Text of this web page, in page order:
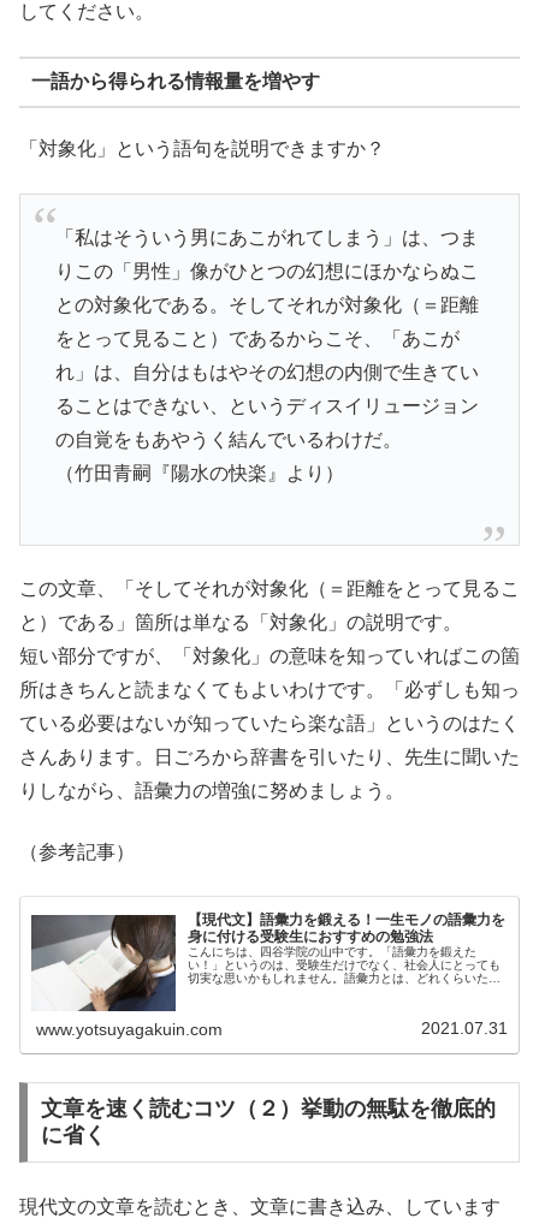
してください。
一語から得られる情報量を増やす
「対象化」という語句を説明できますか？
「私はそういう男にあこがれてしまう」は、つま
りこの「男性」像がひとつの幻想にほかならぬこ
との対象化である。そしてそれが対象化（＝距離
をとって見ること）であるからこそ、「あこが
れ」は、自分はもはやその幻想の内側で生きてい
ることはできない、というディスイリュージョン
の自覚をもあやうく結んでいるわけだ。
（竹田青嗣『陽水の快楽』より）
この文章、「そしてそれが対象化（＝距離をとって見るこ
と）である」箇所は単なる「対象化」の説明です。
短い部分ですが、「対象化」の意味を知っていればこの箇
所はきちんと読まなくてもよいわけです。「必ずしも知っ
ている必要はないが知っていたら楽な語」というのはたく
さんあります。日ごろから辞書を引いたり、先生に聞いた
りしながら、 語彙力の増強に努めましょう。
（参考記事）
【現代文】語彙力を鍛える！一生モノの語彙力を
身に付ける受験生におすすめの勉強法
こんにちは、四谷学院の山中です。「語彙力を鍛えた
い！」というのは、受験生だけでなく、社会人にとっても
切実な思いかもしれません。語彙力とは、どれくらいたく
www.yotsuyagakuin.com 2021.07.31
文章を速く読むコツ（２）挙動の無駄を徹底的
に省く
現代文の文章を読むとき、文章に書き込み、しています